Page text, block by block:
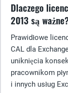
Dlaczego
2013 są
Prawidłowe
CAL dla
uniknięcia
pracownikom
i innych usług